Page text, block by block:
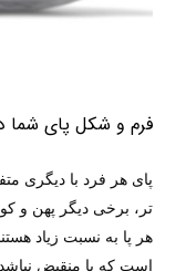
فرم و شکل پای
پای هر فرد با دیگری
تر، برخی دیگر پهن و
هر پا به نسبت زیاد
است که پا منقبض